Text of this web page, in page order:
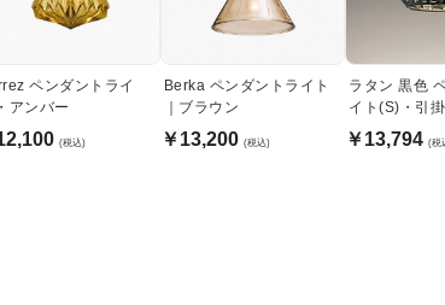
ペンダントライ
アンバー
(税込)
Berka ペンダントライト
｜ブラウン
￥13,200 (税込)
ラタン 黒色
イト(S)・引
式
￥13,794 (税